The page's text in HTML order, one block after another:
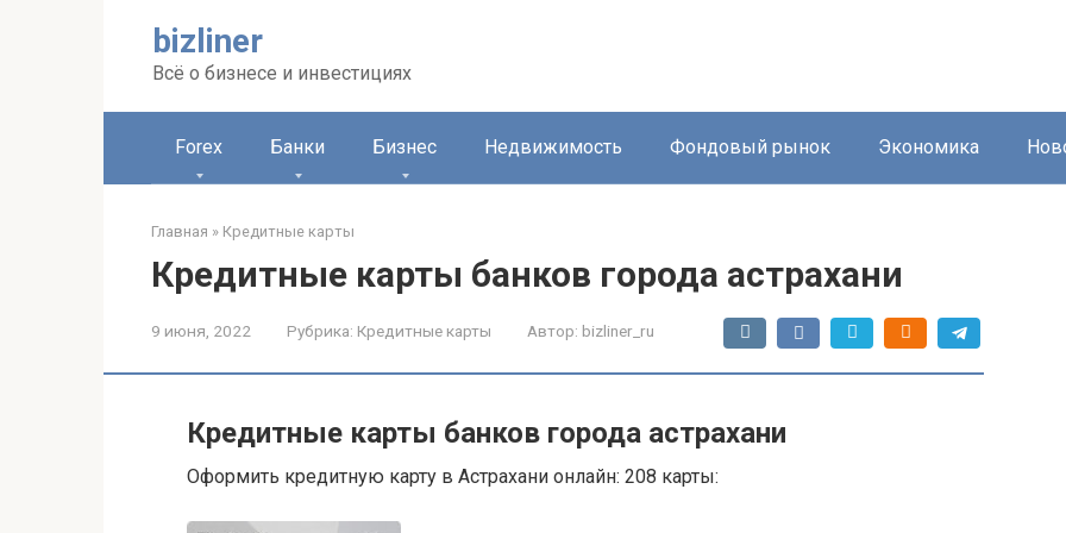
bizliner
Всё о бизнесе и инвестициях
Forex Банки Бизнес Недвижимость Фондовый рынок Экономика
Главная » Кредитные карты
Кредитные карты банков города астрахани
9 июня, 2022 Рубрика: Кредитные карты Автор: bizliner_ru
Кредитные карты банков города астрахани
Оформить кредитную карту в Астрахани онлайн: 208 карты: